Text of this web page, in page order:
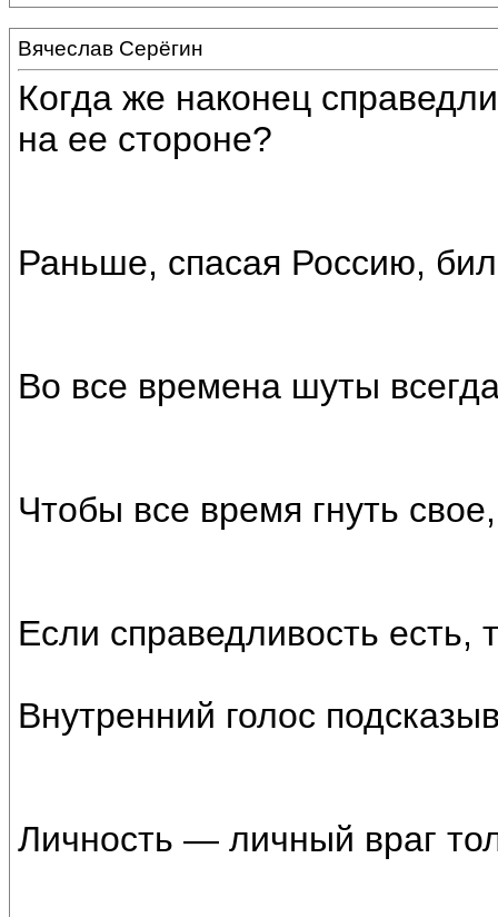
Вячеслав Серёгин
Когда же наконец
на ее стороне?
Раньше, спасая Россию,
Во все времена шуты
Чтобы все время гнуть
Если справедливость есть,
Внутренний голос
Личность — личный враг